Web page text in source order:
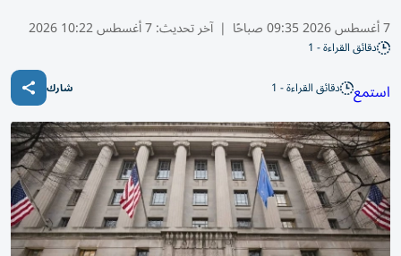
7 أغسطس 2026 09:35 صباحًا | آخر تحديث:7 أغسطس 10:22 2026
دقائق القراءة - 1
استمع دقائق القراءة - 1 شارك